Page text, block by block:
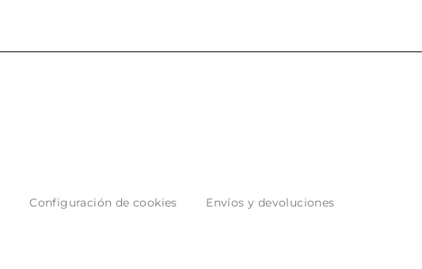
Configuración de cookies
Envíos y devoluciones